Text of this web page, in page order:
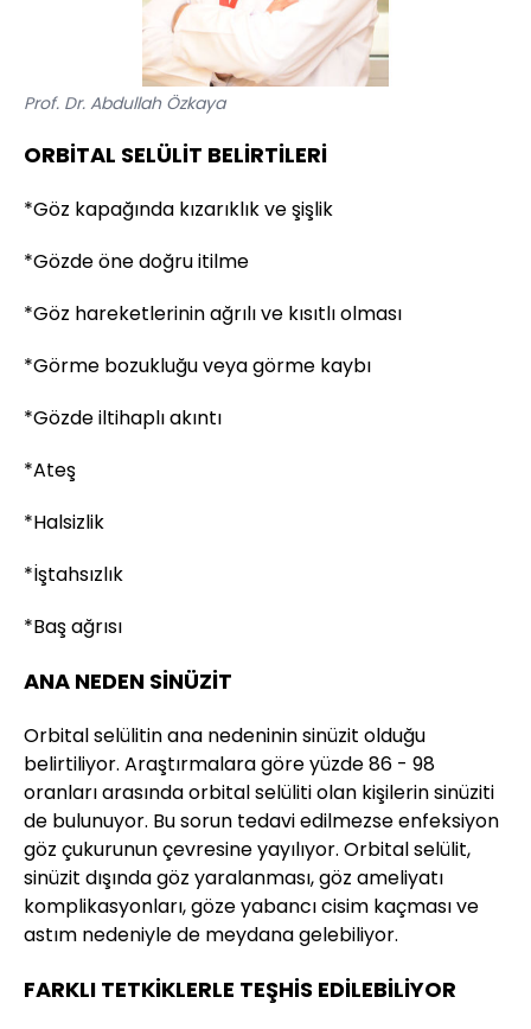
Prof. Dr. Abdullah Özkaya
ORBİTAL SELÜLİT BELİRTİLERİ
*Göz kapağında kızarıklık ve şişlik
*Gözde öne doğru itilme
*Göz hareketlerinin ağrılı ve kısıtlı olması
*Görme bozukluğu veya görme kaybı
*Gözde iltihaplı akıntı
*Ateş
*Halsizlik
*İştahsızlık
*Baş ağrısı
ANA NEDEN SİNÜZİT
Orbital selülitin ana nedeninin sinüzit olduğu
belirtiliyor. Araştırmalara göre yüzde 86 - 98
oranları arasında orbital selüliti olan kişilerin sinüziti
de bulunuyor. Bu sorun tedavi edilmezse enfeksiyon
göz çukurunun çevresine yayılıyor. Orbital selülit,
sinüzit dışında göz yaralanması, göz ameliyatı
komplikasyonları, göze yabancı cisim kaçması ve
astım nedeniyle de meydana gelebiliyor.
FARKLI TETKİKLERLE TEŞHİS EDİLEBİLİYOR